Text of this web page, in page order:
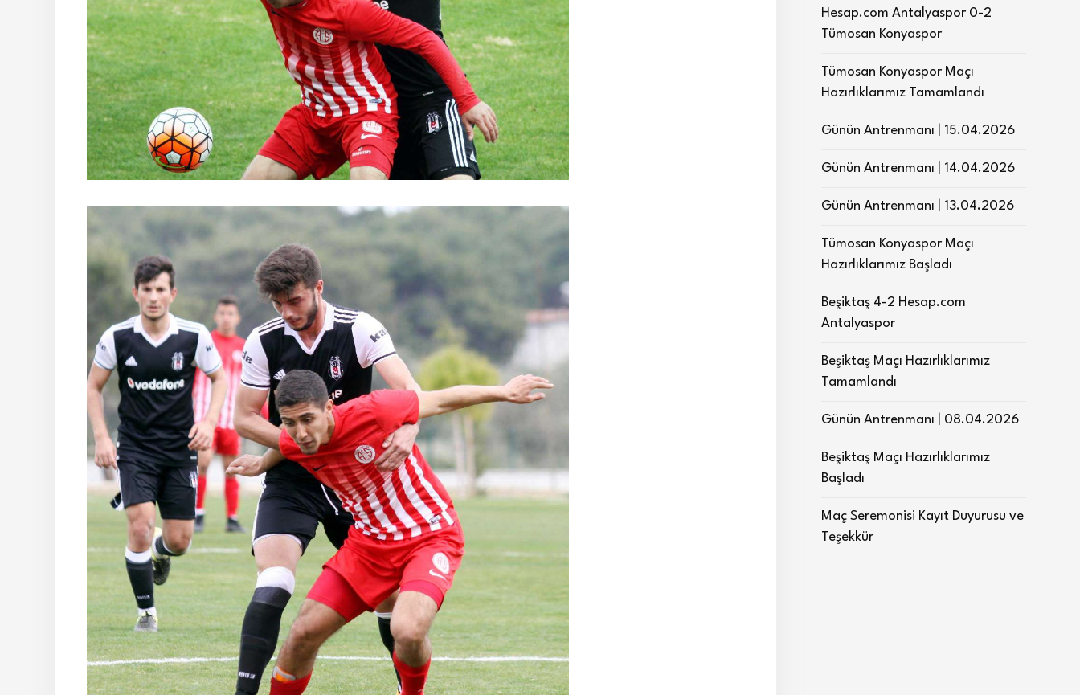
Hesap.com Antalyaspor 0-2
Tümosan Konyaspor
Tümosan Konyaspor Maçı
Hazırlıklarımız Tamamlandı
Günün Antrenmanı | 15.04.2026
Günün Antrenmanı | 14.04.2026
Günün Antrenmanı | 13.04.2026
Tümosan Konyaspor Maçı
Hazırlıklarımız Başladı
Beşiktaş 4-2 Hesap.com
Antalyaspor
Beşiktaş Maçı Hazırlıklarımız
Tamamlandı
Günün Antrenmanı | 08.04.2026
Beşiktaş Maçı Hazırlıklarımız
Başladı
Maç Seremonisi Kayıt Duyurusu ve
Teşekkür